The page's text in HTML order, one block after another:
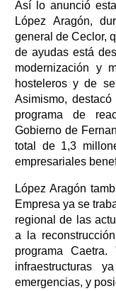
Así lo anunció
López Aragón,
general de Ceclor,
de ayudas está
modernización y
hosteleros y de
Asimismo,
programa de
Gobierno de
total de 1,3
empresariales
López Aragón
Empresa ya se
regional de las
a la
programa
infraestructuras
emergencias, y